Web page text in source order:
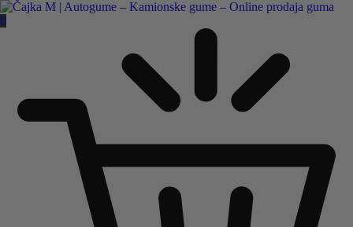
+381 32 5461 011 ili nam pišite: office@cajkam.rs
KAKO DO NAS
0